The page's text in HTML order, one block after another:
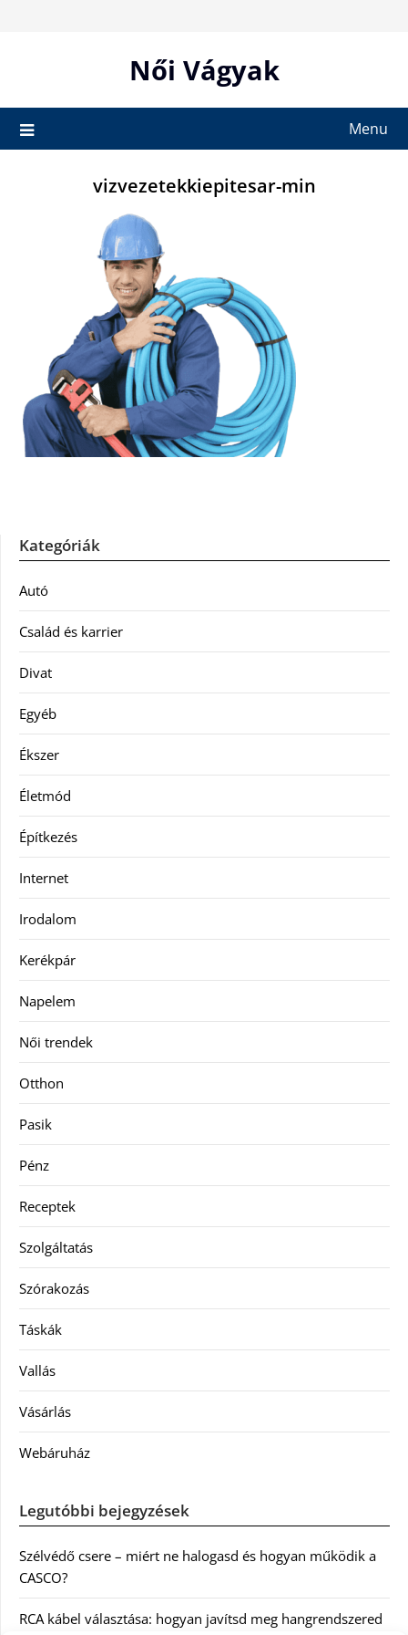
Női Vágyak
Menu
vizvezetekkiepitesar-min
Kategóriák
Autó
Család és karrier
Divat
Egyéb
Ékszer
Életmód
Építkezés
Internet
Irodalom
Kerékpár
Napelem
Női trendek
Otthon
Pasik
Pénz
Receptek
Szolgáltatás
Szórakozás
Táskák
Vallás
Vásárlás
Webáruház
Legutóbbi bejegyzések
Szélvédő csere – miért ne halogasd és hogyan működik a
CASCO?
RCA kábel választása: hogyan javítsd meg hangrendszered